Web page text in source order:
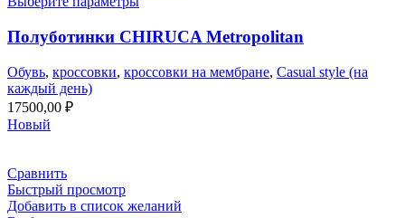
Полуботинки CHIRUCA Metropolitan
Обувь, кроссовки, кроссовки на мембране, Casual style (на
каждый день)
17500,00 ₽
Новый
Сравнить
Быстрый просмотр
Добавить в список желаний